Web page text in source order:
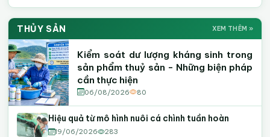
THỦY SẢN XEM THÊM »
Kiểm soát dư lượng kháng sinh trong
sản phẩm thuỷ sản - Những biện pháp
cần thực hiện
06/08/2026 80
Hiệu quả từ mô hình nuôi cá chình tuần hoàn
19/06/2026 283